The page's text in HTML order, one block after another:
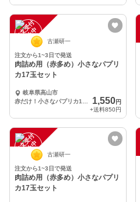
注
文
受
付
停
止
中 古瀬研一
注文から1~3日で発送
肉詰め用（赤多め）小さなパプリ
カ17玉セット
岐阜県高山市
1,550円
+送料850円
注
文
受
付
停
止
中 古瀬研一
注文から1~3日で発送
肉詰め用（赤多め）小さなパプリ
カ17玉セット